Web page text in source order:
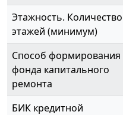
Этажность. Количество
этажей (минимум)
Способ формирования
фонда капитального
ремонта
БИК кредитной